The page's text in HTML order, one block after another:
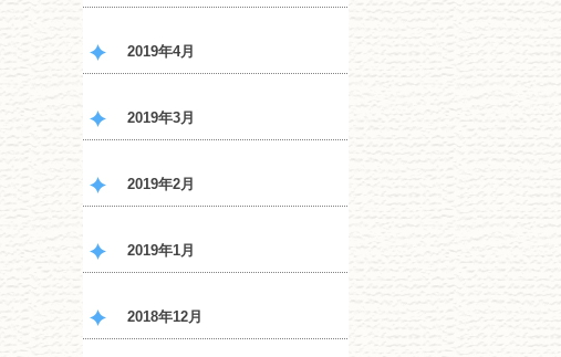
2019年4月
2019年3月
2019年2月
2019年1月
2018年12月